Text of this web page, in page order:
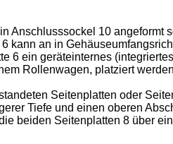
Anschlusssockel 10
kann an in
6 ein geräteinternes
Rollenwagen, platziert
Seitenplatten oder
Tiefe und einen oberen
beiden Seitenplatten 8 über